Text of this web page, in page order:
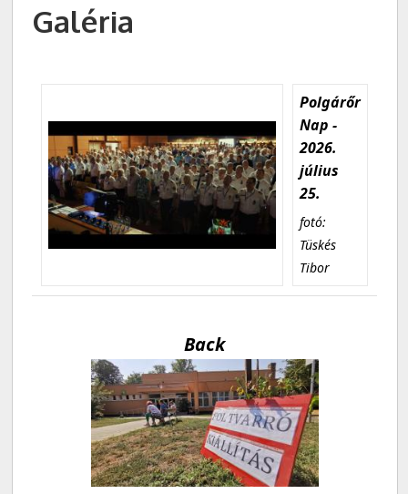
Galéria
Polgárőr
Nap -
2026.
július
25.
fotó:
Tüskés
Tibor
Back